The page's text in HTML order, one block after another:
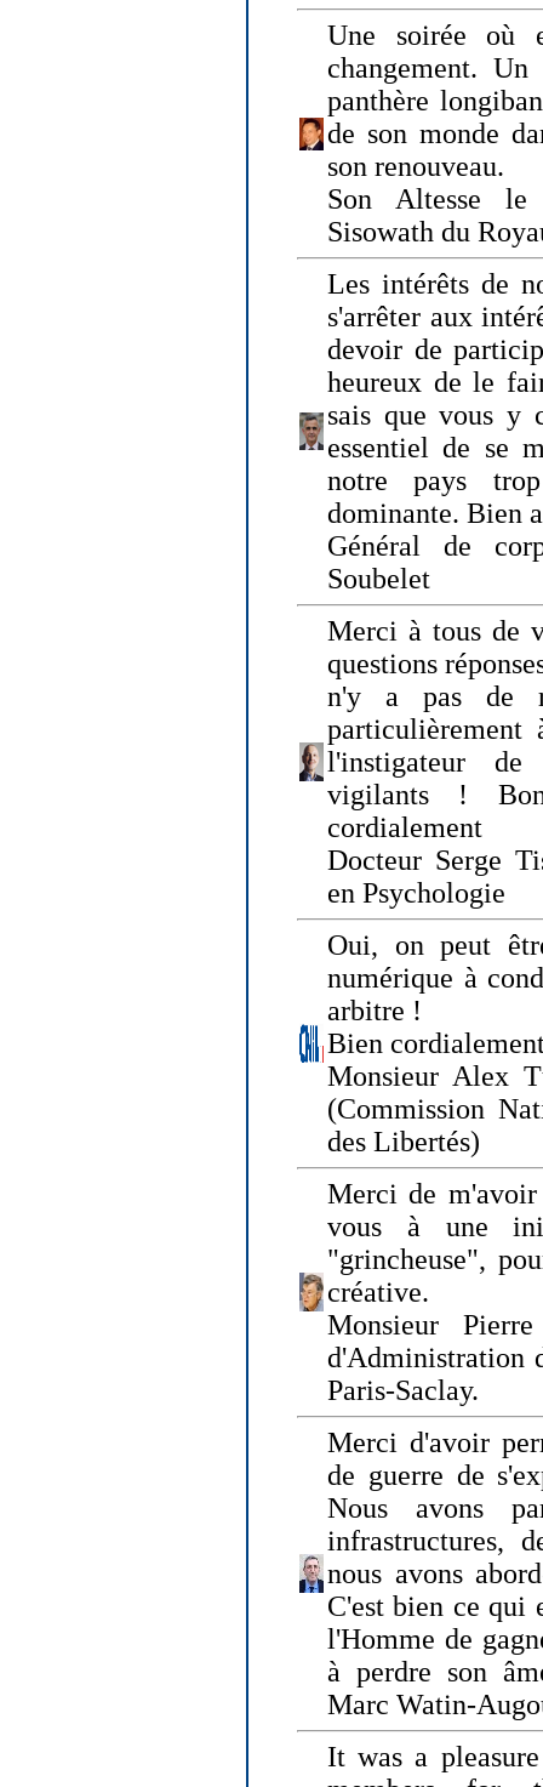
Une soirée où
changement.
panthère
de son monde
son renouveau.
Son Altesse le
Sisowath du
Les intérêts de
s'arrêter aux
devoir de
heureux de le
sais que vous y
essentiel de se
notre pays
dominante. Bien
Général de
Soubelet
Merci à tous de
questions
n'y a pas de
l'instigateur de
vigilants !
cordialement
Docteur Serge
en Psychologie
Oui, on peut
numérique à
arbitre !
Bien
Monsieur Alex
(Commission
des Libertés)
Merci de
vous à une
"grincheuse",
créative.
Monsieur
d'Administration
Paris-Saclay.
Merci d'avoir
de guerre de
Nous avons
infrastructures,
nous avons
C'est bien ce qui
l'Homme de
à perdre son
Marc Watin-
It was a